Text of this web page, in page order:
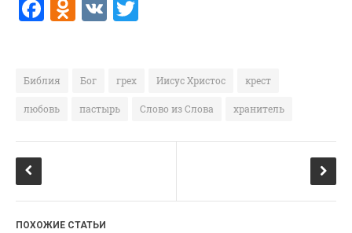
Беседы По Бытие
История-Свидетельство
Книга "Второе Пришествие
Христа"
Мини-Проповеди
Музыка-Видео
F
a
e
b
o
O
d
o
kl
a
ki
V
K
te
r
Библия Бог грех Иисус Христос крест
любовь пастырь Слово из Слова хранитель
ПОХОЖИЕ СТАТЬИ